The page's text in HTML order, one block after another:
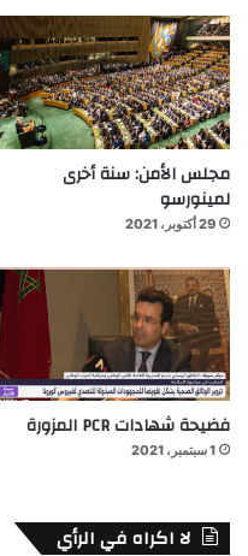
مجلس الأمن: سنة أخرى
لمينورسو
29 أكتوبر، 2021
فضيحة شهادات PCR المزورة
1 سبتمبر، 2021
لا اكراه في الرأي